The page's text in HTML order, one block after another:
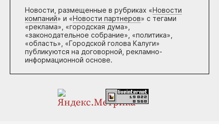
Новости, размещенные в рубриках «Новости
компаний» и «Новости партнеров» с тегами
«реклама», «городская дума»,
«законодательное собрание», «политика»,
«область», «Городской голова Калуги»
публикуются на договорной, рекламно-
информационной основе.